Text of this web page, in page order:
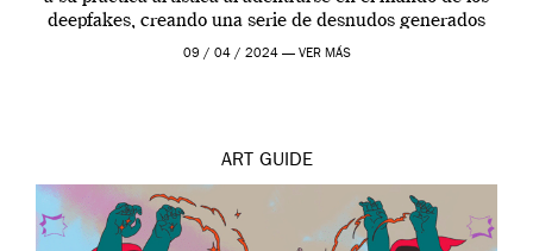
deepfakes, creando una serie de desnudos generados
por […]
09 / 04 / 2024 — VER MÁS
ART GUIDE